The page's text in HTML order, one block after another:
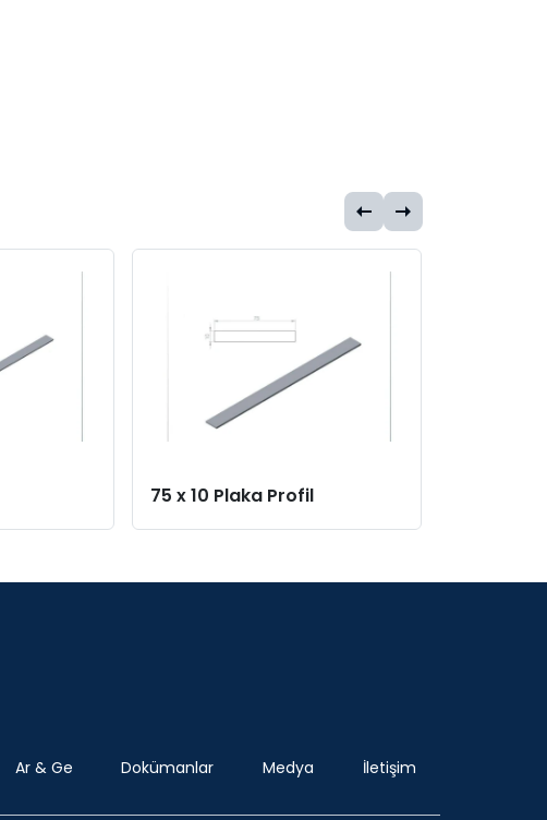
75 x 10 Plaka Profil
Ar & Ge Dokümanlar Medya İletişim